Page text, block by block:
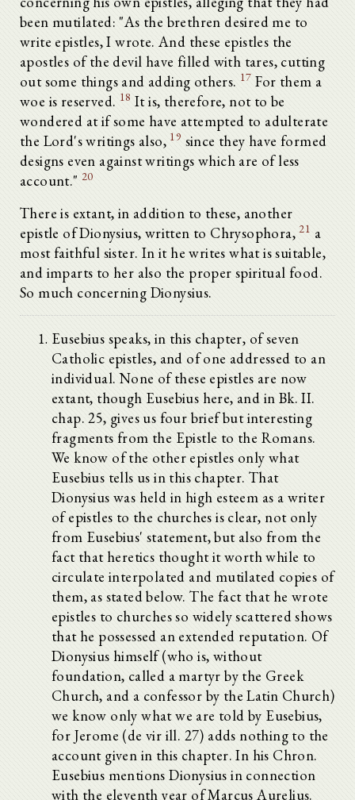
been mutilated: "As the brethren desired me to
write epistles, I wrote. And these epistles the
apostles of the devil have filled with tares, cutting
out some things and adding others. 17 For them a
woe is reserved. 18 It is, therefore, not to be
wondered at if some have attempted to adulterate
the Lord's writings also, 19 since they have formed
designs even against writings which are of less
account." 20
There is extant, in addition to these, another
epistle of Dionysius, written to Chrysophora, 21 a
most faithful sister. In it he writes what is suitable,
and imparts to her also the proper spiritual food.
So much concerning Dionysius.
Eusebius speaks, in this chapter, of seven
Catholic epistles, and of one addressed to an
individual. None of these epistles are now
extant, though Eusebius here, and in Bk. II.
chap. 25, gives us four brief but interesting
fragments from the Epistle to the Romans.
We know of the other epistles only what
Eusebius tells us in this chapter. That
Dionysius was held in high esteem as a writer
of epistles to the churches is clear, not only
from Eusebius' statement, but also from the
fact that heretics thought it worth while to
circulate interpolated and mutilated copies of
them, as stated below. The fact that he wrote
epistles to churches so widely scattered shows
that he possessed an extended reputation. Of
Dionysius himself (who is, without
foundation, called a martyr by the Greek
Church, and a confessor by the Latin Church)
we know only what we are told by Eusebius,
for Jerome (de vir ill. 27) adds nothing to the
account given in this chapter. In his Chron.
Eusebius mentions Dionysius in connection
with the eleventh year of Marcus Aurelius.